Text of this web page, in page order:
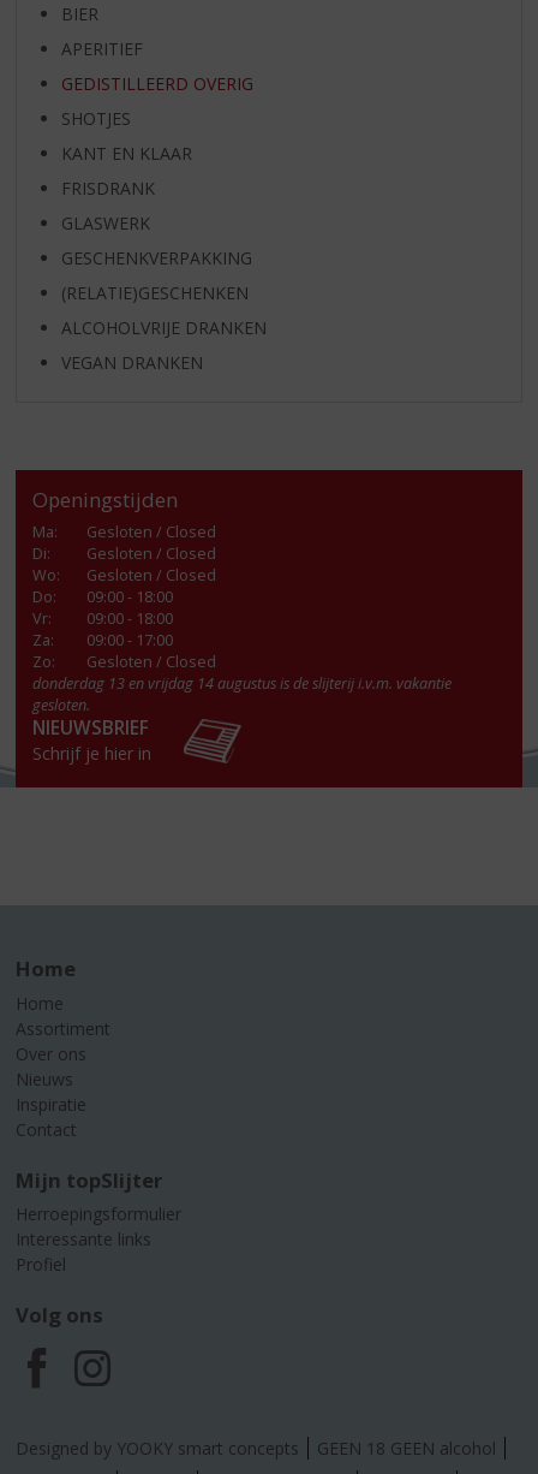
BIER
APERITIEF
GEDISTILLEERD OVERIG
SHOTJES
KANT EN KLAAR
FRISDRANK
GLASWERK
GESCHENKVERPAKKING
(RELATIE)GESCHENKEN
ALCOHOLVRIJE DRANKEN
VEGAN DRANKEN
Openingstijden
Ma:
Gesloten / Closed
Di:
Gesloten / Closed
Wo:
Gesloten / Closed
Do:
09:00 - 18:00
Vr:
09:00 - 18:00
Za:
09:00 - 17:00
Zo:
Gesloten / Closed
donderdag 13 en vrijdag 14 augustus is de slijterij i.v.m. vakantie
gesloten.
NIEUWSBRIEF
Schrijf je hier in
Home
Home
Assortiment
Over ons
Nieuws
Inspiratie
Contact
Mijn topSlijter
Herroepingsformulier
Interessante links
Profiel
Volg ons
F
a
I
n
Designed by YOOKY smart concepts
GEEN 18 GEEN alcohol